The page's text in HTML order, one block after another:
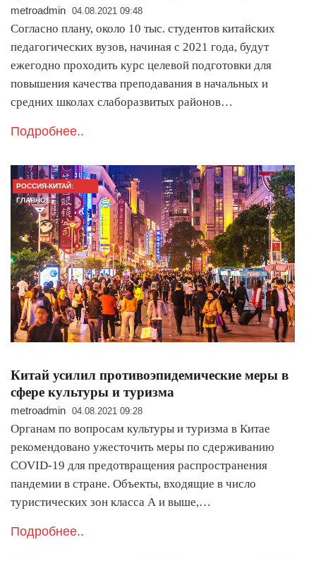
metroadmin 04.08.2021 09:48
Согласно плану, около 10 тыс. студентов китайских
педагогических вузов, начиная с 2021 года, будут
ежегодно проходить курс целевой подготовки для
повышения качества преподавания в начальных и
средних школах слаборазвитых районов…
Подробнее..
РОССИЯ-КИТАЙ:
ГЛАВНОЕ
Китай усилил противоэпидемические меры в
сфере культуры и туризма
metroadmin 04.08.2021 09:28
Органам по вопросам культуры и туризма в Китае
рекомендовано ужесточить меры по сдерживанию
COVID-19 для предотвращения распространения
пандемии в стране. Объекты, входящие в число
туристических зон класса А и выше,…
Подробнее..